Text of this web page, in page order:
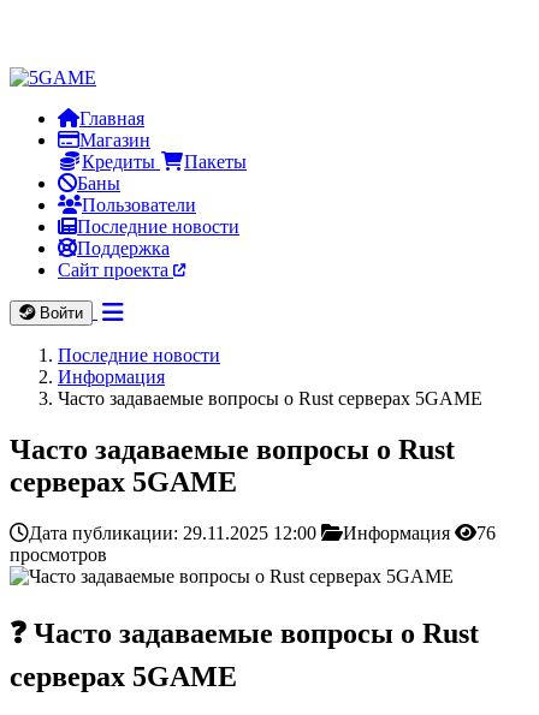
Главная
Магазин
Кредиты
Пакеты
Баны
Пользователи
Последние новости
Поддержка
Сайт проекта
Войти
Последние новости
Информация
Часто задаваемые вопросы о Rust серверах 5GAME
Часто задаваемые вопросы о Rust
серверах 5GAME
Дата публикации: 29.11.2025 12:00 Информация
76
просмотров
❓ Часто задаваемые вопросы о Rust
серверах 5GAME